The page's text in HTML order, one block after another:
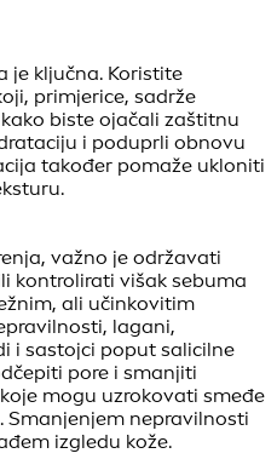
je ključna. Koristite
primjerice, sadrže
biste ojačali zaštitnu
i poduprli obnovu
također pomaže ukloniti
važno je održavati
kontrolirati višak sebuma
ali učinkovitim
lagani,
i sastojci poput salicilne
pore i smanjiti
mogu uzrokovati smeđe
Smanjenjem nepravilnosti
izgledu kože.